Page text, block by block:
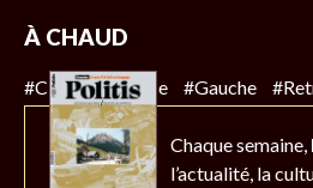
À CHAUD
#Climat #Police #Gauche
Chaque semaine,
l’actualité, la